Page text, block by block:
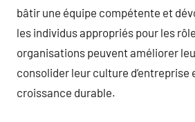
bâtir une équipe compétente et
les individus appropriés pour les
organisations peuvent améliorer
consolider leur culture d’entreprise
croissance durable.